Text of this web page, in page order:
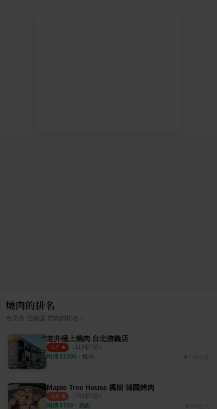
燒肉的排名
台北市 信義區 燒肉的排名 ›
老井極上燒肉 台北信義店
4.7 （ 11則評論）
均消 $1000 ・ 燒肉 1.04公里
Maple Tree House 楓樹 韓國烤肉
3.9 （ 74則評論）
均消 $700 ・ 燒肉